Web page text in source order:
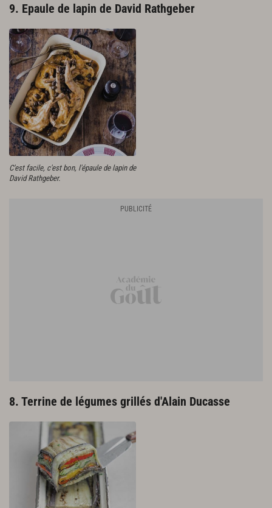
9. Epaule de lapin de David Rathgeber
C'est facile, c'est bon, l'épaule de lapin de
David Rathgeber.
8. Terrine de légumes grillés d'Alain Ducasse